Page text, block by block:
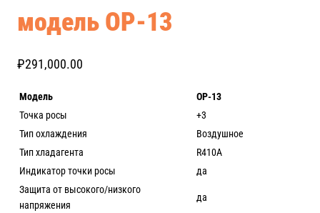
модель ОР-13
₽291,000.00
Модель ОР-13
Точка росы
+3
Тип охлаждения
Воздушное
Тип хладагента
R410A
Индикатор точки росы
да
Защита от высокого/низкого
напряжения
да